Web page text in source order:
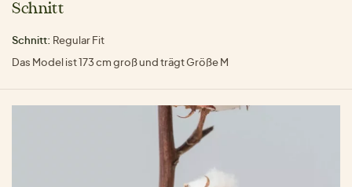
Schnitt
Schnitt: Regular Fit
Das Model ist 173 cm groß und trägt Größe M